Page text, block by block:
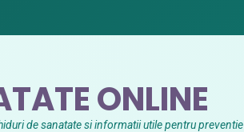
ONLINE
de sanatate si informatii utile pentru preventie